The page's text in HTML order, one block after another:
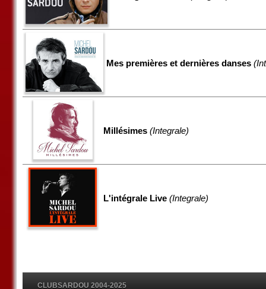
Mes premières et dernières danses
Millésimes (Integrale)
L'intégrale Live (Integrale)
CLUBSARDOU 2004-2025